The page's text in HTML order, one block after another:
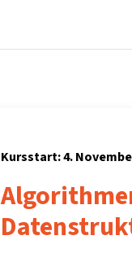
Kursstart: 4.